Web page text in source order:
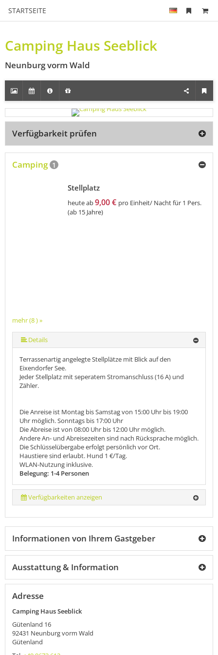
STARTSEITE
Camping Haus Seeblick
Neunburg vorm Wald
Verfügbarkeit prüfen
Camping 1
mehr (8 ) »
mehr (8 ) »
mehr (8 ) »
mehr (8 ) »
mehr (8 ) »
Stellplatz
heute ab9,00 € pro Einheit/ Nacht für 1 Pers.
(ab 15 Jahre)
Details
Terrassenartig angelegte Stellplätze mit Blick auf den
Eixendorfer See.
Jeder Stellplatz mit seperatem Stromanschluss (16 A) und
Zähler.
Die Anreise ist Montag bis Samstag von 15:00 Uhr bis 19:00
Uhr möglich. Sonntags bis 17:00 Uhr
Die Abreise ist von 08:00 Uhr bis 12:00 Uhr möglich.
Andere An- und Abreisezeiten sind nach Rücksprache möglich.
Die Schlüsselübergabe erfolgt persönlich vor Ort.
Haustiere sind erlaubt. Hund 1 €/Tag.
WLAN-Nutzung inklusive.
Belegung: 1-4 Personen
Verfügbarkeiten anzeigen
Informationen von Ihrem Gastgeber
Ausstattung & Information
Adresse
Camping Haus Seeblick
Gütenland 16
92431 Neunburg vorm Wald
Gütenland